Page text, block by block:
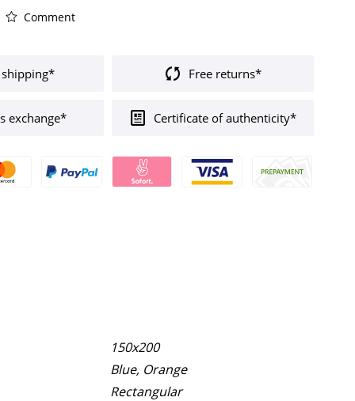
Comment
shipping* Free returns*
exchange* Certificate of authenticity*
150x200
Blue, Orange
Rectangular